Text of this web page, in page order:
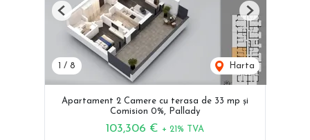
1 / 8 Harta
Previous Next
Apartament 2 Camere cu terasa de 33 mp și
Comision 0%, Pallady
103,306 € + 21% TVA